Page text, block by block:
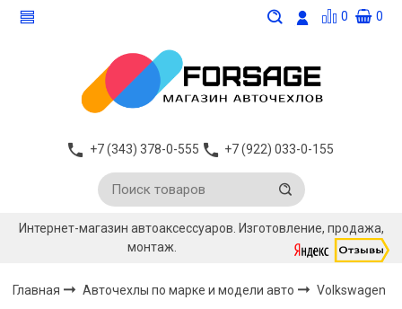
0 0
+7 (343) 378-0-555 +7 (922) 033-0-155
Интернет-магазин автоаксессуаров. Изготовление, продажа,
монтаж.
Главная Авточехлы по марке и модели авто Volkswagen